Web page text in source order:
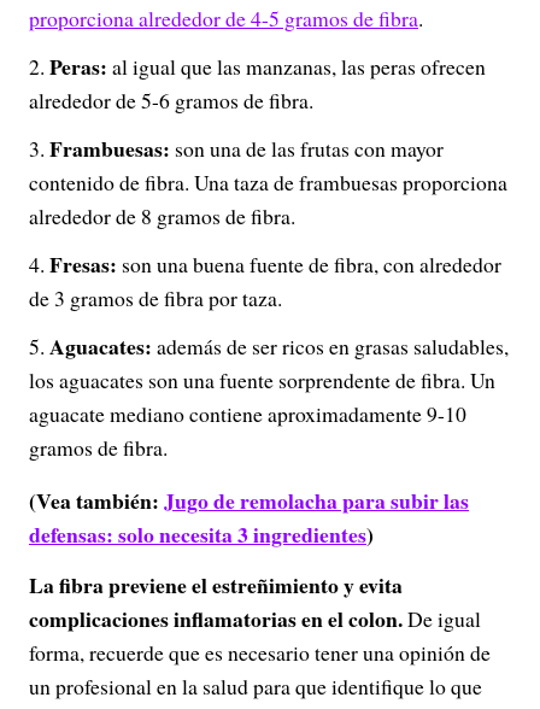
proporciona alrededor de 4-5 gramos de fibra.
Peras: al igual que las manzanas, las peras ofrecen
alrededor de 5-6 gramos de fibra.
Frambuesas: son una de las frutas con mayor
contenido de fibra. Una taza de frambuesas proporciona
alrededor de 8 gramos de fibra.
Fresas: son una buena fuente de fibra, con alrededor
de 3 gramos de fibra por taza.
Aguacates: además de ser ricos en grasas saludables,
los aguacates son una fuente sorprendente de fibra. Un
aguacate mediano contiene aproximadamente 9-10
gramos de fibra.
(Vea también:Jugo de remolacha para subir las
defensas: solo necesita 3 ingredientes)
La fibra previene el estreñimiento y evita
complicaciones inflamatorias en el colon.De igual
forma, recuerde que es necesario tener una opinión de
un profesional en la salud para que identifique lo que